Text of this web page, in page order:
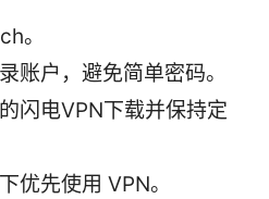
。
账户，避免简单密码。
闪电VPN下载并保持定
优先使用 VPN。